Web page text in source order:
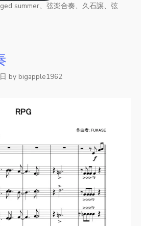
summer、弦楽合奏、久石譲、弦
by bigapple1962